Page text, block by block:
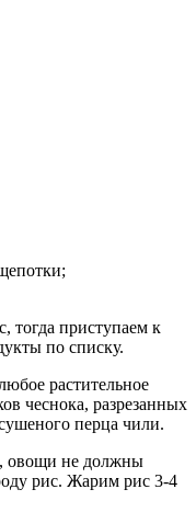
тогда приступаем к
по списку.
растительное
чеснока, разрезанных
перца чили.
овощи не должны
рис. Жарим рис 3-4